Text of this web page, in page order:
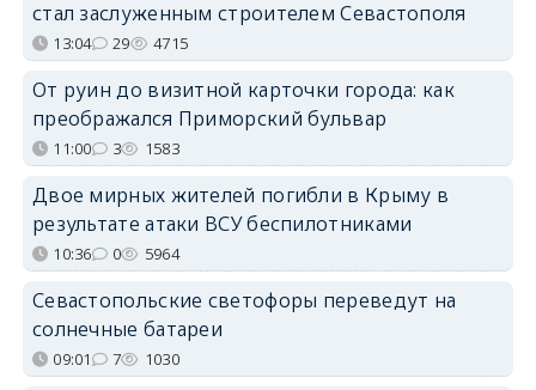
стал заслуженным строителем Севастополя
13:04 29 4715
От руин до визитной карточки города: как
преображался Приморский бульвар
11:00 3 1583
Двое мирных жителей погибли в Крыму в
результате атаки ВСУ беспилотниками
10:36 0 5964
Севастопольские светофоры переведут на
солнечные батареи
09:01 7 1030